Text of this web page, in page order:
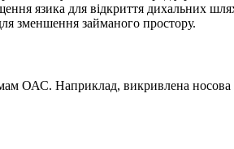
язика для відкриття дихальних
зменшення займаного простору.
ОАС. Наприклад, викривлена носова